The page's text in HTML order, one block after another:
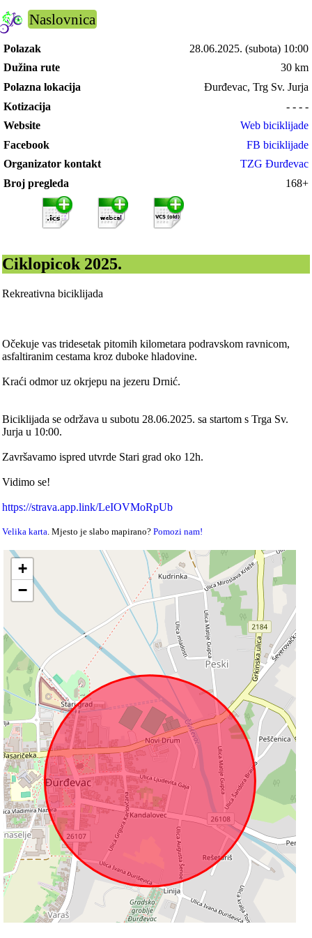
Naslovnica
Polazak 28.06.2025. (subota) 10:00
Dužina rute
30 km
Polazna lokacija
Đurđevac, Trg Sv. Jurja
Kotizacija
- - - -
Website
Web biciklijade
Facebook
FB biciklijade
Organizator kontakt
TZG Đurđevac
Broj pregleda
168+
Ciklopicok 2025.
Rekreativna biciklijada
Očekuje vas tridesetak pitomih kilometara podravskom ravnicom,
asfaltiranim cestama kroz duboke hladovine.
Kraći odmor uz okrjepu na jezeru Drnić.
Biciklijada se održava u subotu 28.06.2025. sa startom s Trga Sv.
Jurja u 10:00.
Završavamo ispred utvrde Stari grad oko 12h.
Vidimo se!
https://strava.app.link/LeIOVMoRpUb
Velika karta. Mjesto je slabo mapirano?Pomozi nam!
+
−